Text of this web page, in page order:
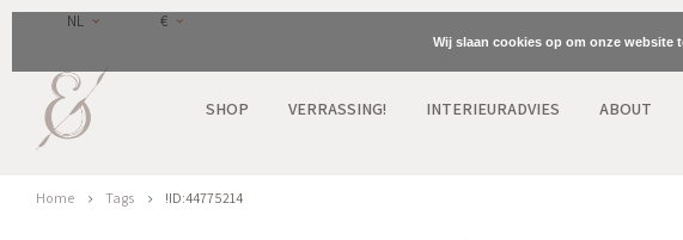
NL €
SHOP VERRASSING! INTERIEURADVIES ABOUT
Home Tags !ID:44775214
Wij slaan cookies op om onze website